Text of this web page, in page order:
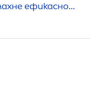
ефикасно
миризми